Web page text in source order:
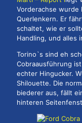
Vorderachse
Querlenkern. Er
schaltet, wie er
Handling, und alles
Torino`s sind eh
Cobraausführung
echter Hingucker.
Shilouette. Die
biederer aus, fällt
hinteren